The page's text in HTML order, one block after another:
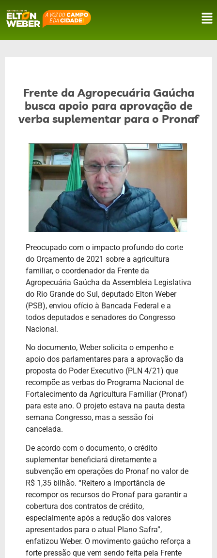
Frente da Agropecuária Gaúcha
busca apoio para aprovação de
verba suplementar para o Pronaf
Preocupado com o impacto profundo do corte
do Orçamento de 2021 sobre a agricultura
familiar, o coordenador da Frente da
Agropecuária Gaúcha da Assembleia Legislativa
do Rio Grande do Sul, deputado Elton Weber
(PSB), enviou ofício à Bancada Federal e a
todos deputados e senadores do Congresso
Nacional.
No documento, Weber solicita o empenho e
apoio dos parlamentares para a aprovação da
proposta do Poder Executivo (PLN 4/21) que
recompõe as verbas do Programa Nacional de
Fortalecimento da Agricultura Familiar (Pronaf)
para este ano. O projeto estava na pauta desta
semana Congresso, mas a sessão foi
cancelada.
De acordo com o documento, o crédito
suplementar beneficiará diretamente a
subvenção em operações do Pronaf no valor de
R$ 1,35 bilhão. “Reitero a importância de
recompor os recursos do Pronaf para garantir a
cobertura dos contratos de crédito,
especialmente após a redução dos valores
apresentados para o atual Plano Safra”,
enfatizou Weber. O movimento gaúcho reforça a
forte pressão que vem sendo feita pela Frente